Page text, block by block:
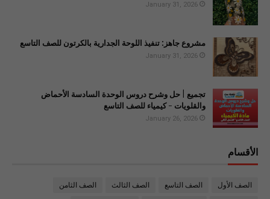
January 31, 2026
مشروع جاهز: تنفيذ اللوحة الجدارية بالكرتون للصف التاسع
January 31, 2026
تجميع | حل وشرح دروس الوحدة السادسة الأحماض
والقلويات - كيمياء للصف التاسع
January 26, 2026
الأقسام
الصف الأول الصف التاسع الصف الثالث الصف الثامن